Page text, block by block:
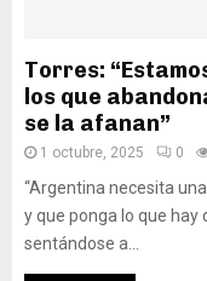
Torres:
los que
se la afanan”
1 octubre, 2025 0
“Argentina necesita
y que ponga lo que hay
sentándose a...